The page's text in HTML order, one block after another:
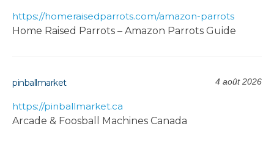
https://homeraisedparrots.com/amazon-parrots
Home Raised Parrots – Amazon Parrots Guide
pinballmarket 4 août 2026
https://pinballmarket.ca
Arcade & Foosball Machines Canada